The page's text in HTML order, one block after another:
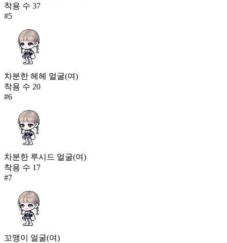
착용 수 37
#5
차분한 헤헤 얼굴(여)
착용 수 20
#6
차분한 루시드 얼굴(여)
착용 수 17
#7
꼬맹이 얼굴(여)